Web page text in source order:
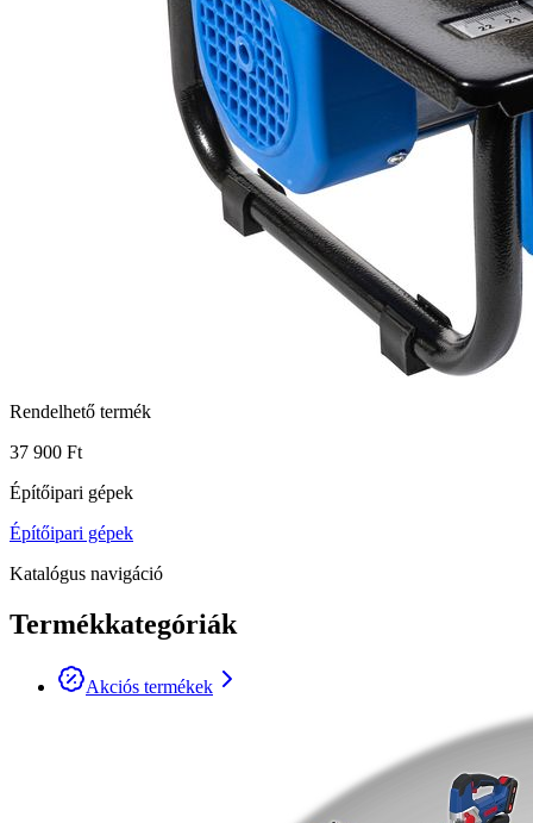
Rendelhető termék
37 900 Ft
Építőipari gépek
Építőipari gépek
Katalógus navigáció
Termékkategóriák
Akciós termékek